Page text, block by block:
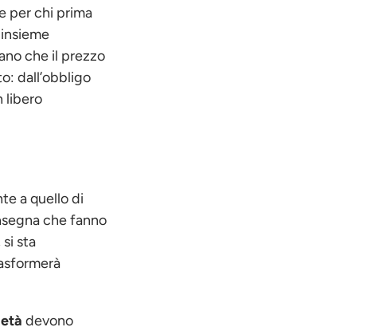
per chi prima
che il prezzo
dall’obbligo
libero
a quello di
che fanno
sta
devono